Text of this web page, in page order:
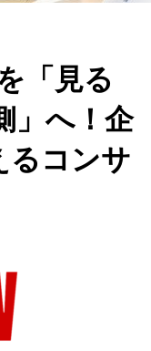
「見る
」へ！企
るコンサ